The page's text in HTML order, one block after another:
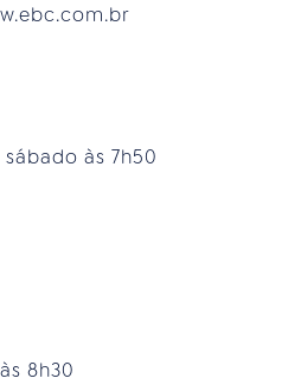
às 7h50
8h30